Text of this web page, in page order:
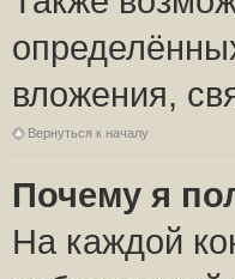
вложения,
Вернуться к началу
Почему я
На каждой